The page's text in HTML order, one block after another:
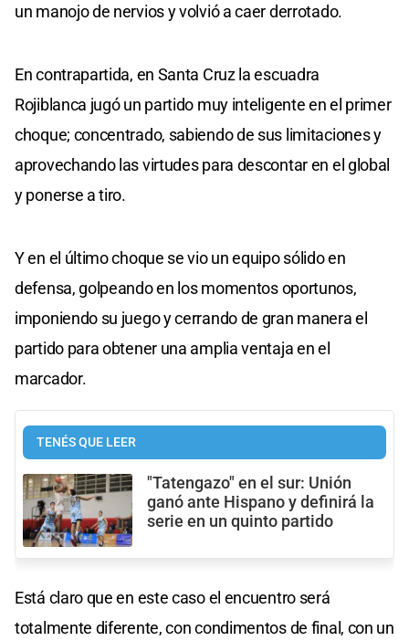
un manojo de nervios y volvió a caer derrotado.
En contrapartida, en Santa Cruz la escuadra
Rojiblanca jugó un partido muy inteligente en el primer
choque; concentrado, sabiendo de sus limitaciones y
aprovechando las virtudes para descontar en el global
y ponerse a tiro.
Y en el último choque se vio un equipo sólido en
defensa, golpeando en los momentos oportunos,
imponiendo su juego y cerrando de gran manera el
partido para obtener una amplia ventaja en el
marcador.
TENÉS QUE LEER
"Tatengazo" en el sur: Unión
ganó ante Hispano y definirá la
serie en un quinto partido
Está claro que en este caso el encuentro será
totalmente diferente, con condimentos de final, con un